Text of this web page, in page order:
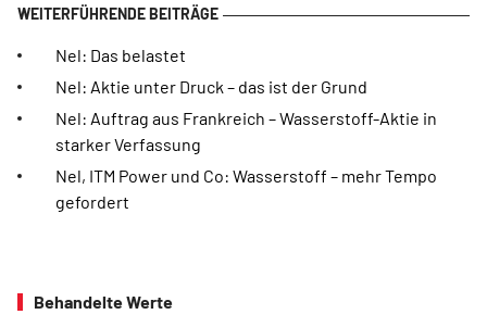
Nel: Das belastet
Nel: Aktie unter Druck – das ist der Grund
Nel: Auftrag aus Frankreich – Wasserstoff-Aktie in
starker Verfassung
Nel, ITM Power und Co: Wasserstoff – mehr Tempo
gefordert
Behandelte Werte